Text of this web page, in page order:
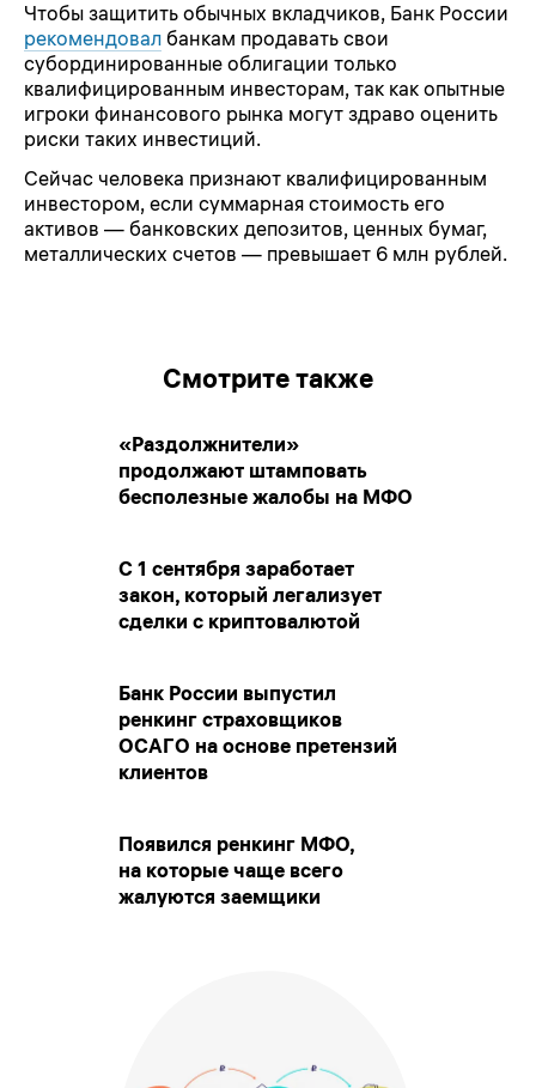
Чтобы защитить обычных вкладчиков, Банк России
рекомендовал банкам продавать свои
субординированные облигации только
квалифицированным инвесторам, так как опытные
игроки финансового рынка могут здраво оценить
риски таких инвестиций.
Сейчас человека признают квалифицированным
инвестором, если суммарная стоимость его
активов — банковских депозитов, ценных бумаг,
металлических счетов — превышает 6 млн рублей.
Смотрите также
«Раздолжнители»
продолжают штамповать
бесполезные жалобы на МФО
С 1 сентября заработает
закон, который легализует
сделки с криптовалютой
Банк России выпустил
ренкинг страховщиков
ОСАГО на основе претензий
клиентов
Появился ренкинг МФО,
на которые чаще всего
жалуются заемщики